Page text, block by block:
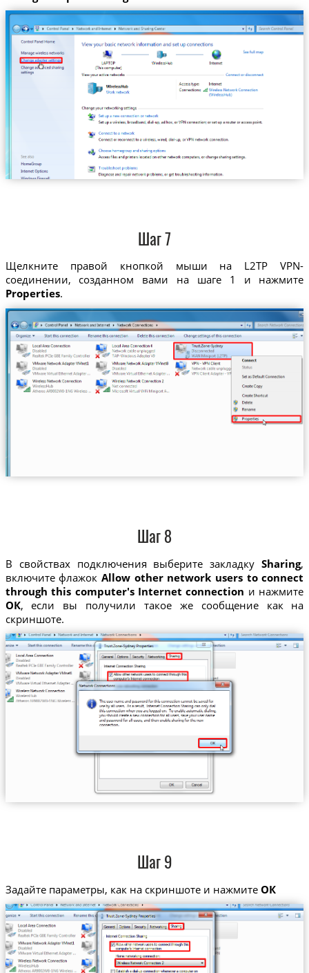
Шаг 7
Щелкните правой кнопкой мыши на L2TP VPN-
соединении, созданном вами на шаге 1 и нажмите
Properties.
Шаг 8
В свойствах подключения выберите закладкуSharing,
включите флажок Allow other network users to connect
through this computer's Internet connection и нажмите
ОК, если вы получили такое же сообщение как на
скриншоте.
Шаг 9
Задайте параметры, как на скриншоте и нажмите ОК